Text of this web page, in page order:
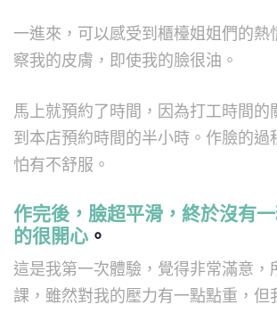
一進來，可以感受到櫃檯姐姐們的熱
察我的皮膚，即使我的臉很油。
馬上就預約了時間，因為打工時間的
到本店預約時間的半小時。作臉的過
怕有不舒服。
作完後，臉超平滑，終於沒有
的很開心 。
這是我第一次體驗，覺得非常滿意，
課，雖然對我的壓力有一點點重，但